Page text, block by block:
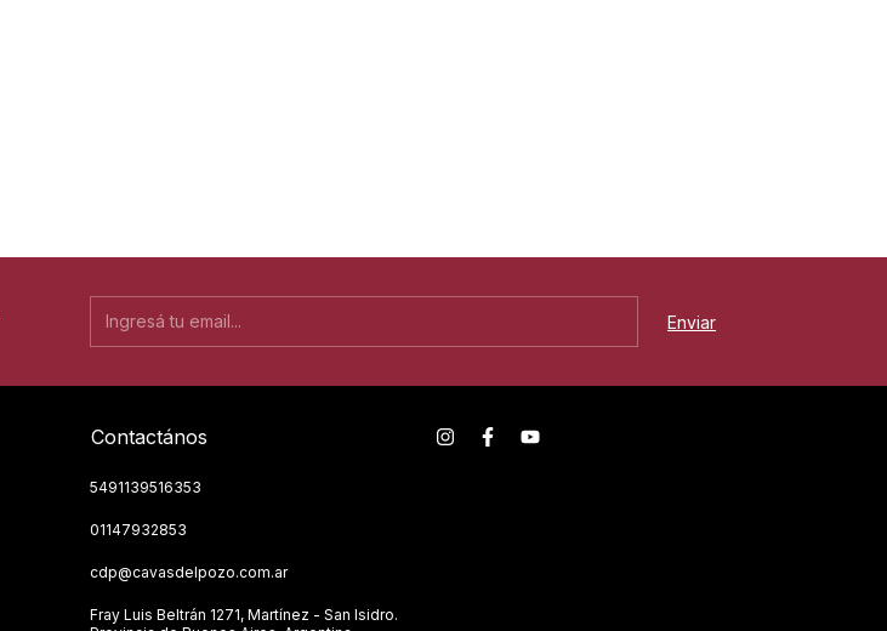
Contactános
5491139516353
01147932853
cdp@cavasdelpozo.com.ar
Fray Luis Beltrán 1271, Martínez - San Isidro.